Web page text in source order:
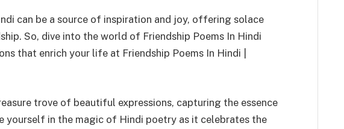
can be a source of inspiration and joy, offering solace
So, dive into the world of Friendship Poems In Hindi
that enrich your life at Friendship Poems In Hindi |
trove of beautiful expressions, capturing the essence
yourself in the magic of Hindi poetry as it celebrates the